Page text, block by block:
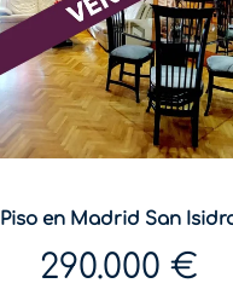
Piso en Madrid San
290.000 €